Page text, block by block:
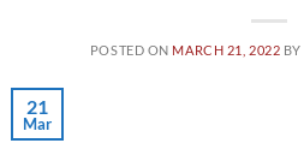
POSTED ON MARCH 21, 2022 BY
21
Mar